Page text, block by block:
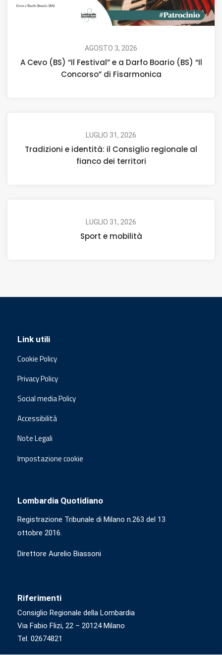
AGOSTO 3, 2026
A Cevo (BS) “Il Festival” e a Darfo Boario (BS) “Il
Concorso” di Fisarmonica
LUGLIO 31, 2026
Tradizioni e identità: il Consiglio regionale al
fianco dei territori
LUGLIO 31, 2026
Sport e mobilità
Link utili
Cookie Policy
Privacy Policy
Social media Policy
Accessibilità
Note Legali
Impostazione cookie
Lombardia Quotidiano
Registrazione Tribunale di Milano n.263 del 13
ottobre 2016.
Direttore Aurelio Biassoni
Riferimenti
Consiglio Regionale della Lombardia
Via Fabio Flizi, 22 – 20124 Milano
Tel. 02674821